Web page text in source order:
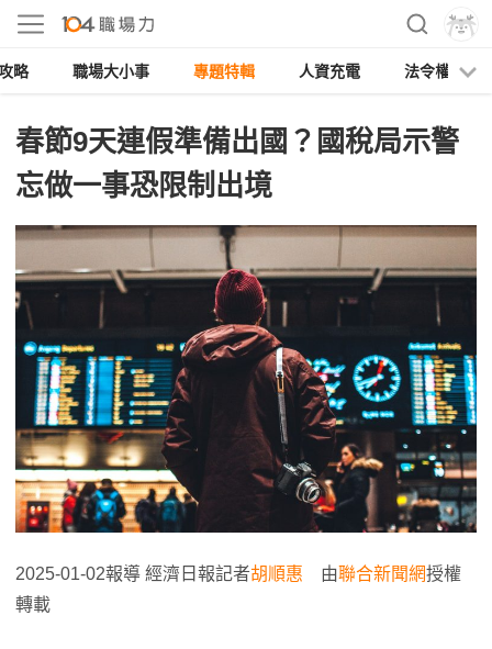
略 職場大小事 專題特輯 人資充電 法令權益
春節9天連假準備出國？國稅局示警
忘做一事恐限制出境
2025-01-02報導 經濟日報記者胡順惠 由聯合新聞網授權
轉載